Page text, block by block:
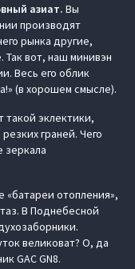
азиат. Вы
производят
рынка другие,
Так вот, наш минивэн
Весь его облик
(в хорошем смысле).
эклектики,
граней. Чего
зеркала
«батареи отопления»,
В Поднебесной
великоват? О, да
GAC GN8.